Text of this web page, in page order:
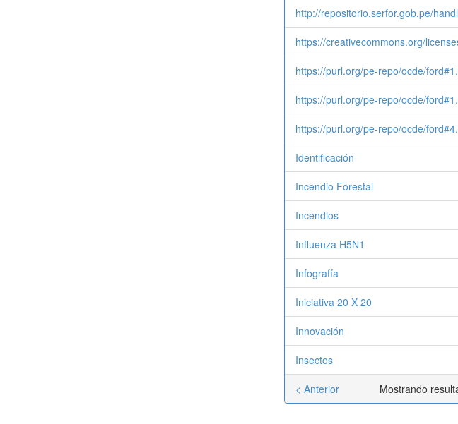
http://repositorio.serfor.gob.pe/
https://creativecommons.org/
https://purl.org/pe-repo/ocde/
https://purl.org/pe-repo/ocde/
https://purl.org/pe-repo/ocde/
Identificación
Incendio Forestal
Incendios
Influenza H5N1
Infografía
Iniciativa 20 X 20
Innovación
Insectos
Mostrando
< Anterior